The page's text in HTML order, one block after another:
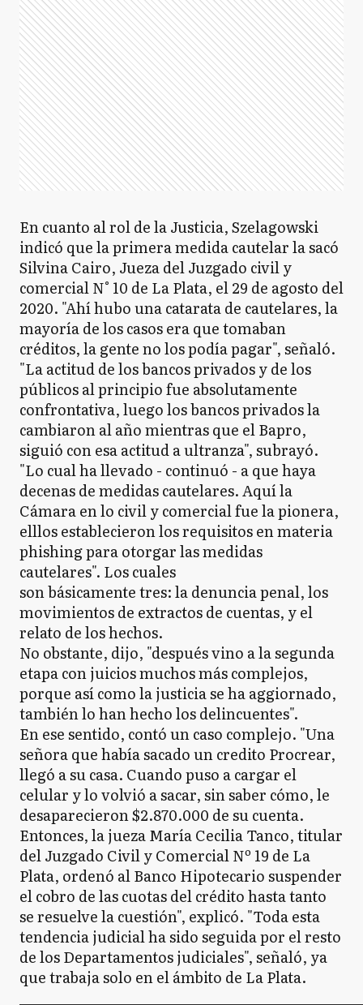
En cuanto al rol de la Justicia, Szelagowski
indicó que la primera medida cautelar la sacó
Silvina Cairo, Jueza del Juzgado civil y
comercial N° 10 de La Plata, el 29 de agosto del
2020. "Ahí hubo una catarata de cautelares, la
mayoría de los casos era que tomaban
créditos, la gente no los podía pagar", señaló.
"La actitud de los bancos privados y de los
públicos al principio fue absolutamente
confrontativa, luego los bancos privados la
cambiaron al año mientras que el Bapro,
siguió con esa actitud a ultranza", subrayó.
"Lo cual ha llevado - continuó - a que haya
decenas de medidas cautelares. Aquí la
Cámara en lo civil y comercial fue la pionera,
elllos establecieron los requisitos en materia
phishing para otorgar las medidas
cautelares". Los cuales
son básicamente tres: la denuncia penal, los
movimientos de extractos de cuentas, y el
relato de los hechos.
No obstante, dijo, "después vino a la segunda
etapa con juicios muchos más complejos,
porque así como la justicia se ha aggiornado,
también lo han hecho los delincuentes".
En ese sentido, contó un caso complejo. "Una
señora que había sacado un credito Procrear,
llegó a su casa. Cuando puso a cargar el
celular y lo volvió a sacar, sin saber cómo, le
desaparecieron $2.870.000 de su cuenta.
Entonces, la jueza María Cecilia Tanco, titular
del Juzgado Civil y Comercial Nº 19 de La
Plata, ordenó al Banco Hipotecario suspender
el cobro de las cuotas del crédito hasta tanto
se resuelve la cuestión", explicó. "Toda esta
tendencia judicial ha sido seguida por el resto
de los Departamentos judiciales", señaló, ya
que trabaja solo en el ámbito de La Plata.